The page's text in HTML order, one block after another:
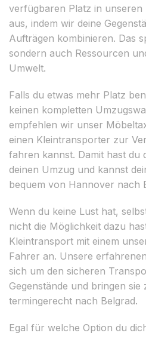
verfügbaren Platz in unseren
aus, indem wir deine
Aufträgen kombinieren. Das
sondern auch Ressourcen
Umwelt.
Falls du etwas mehr Platz
keinen kompletten
empfehlen wir unser
einen Kleintransporter zur
fahren kannst. Damit hast du
deinen Umzug und kannst
bequem von Hannover nach
Wenn du keine Lust hat,
nicht die Möglichkeit dazu
Kleintransport mit einem
Fahrer an. Unsere
sich um den sicheren
Gegenstände und bringen sie
termingerecht nach Belgrad.
Egal für welche Option du